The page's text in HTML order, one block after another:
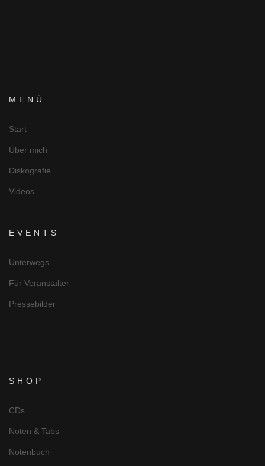
MENÜ
Start
Über mich
Diskografie
Videos
EVENTS
Unterwegs
Für Veranstalter
Pressebilder
SHOP
CDs
Noten & Tabs
Notenbuch